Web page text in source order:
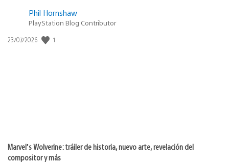
Phil Hornshaw
PlayStation Blog Contributor
Fecha
23/07/2026 1
Marvel’s Wolverine: tráiler de historia, nuevo arte, revelación del
compositor y más